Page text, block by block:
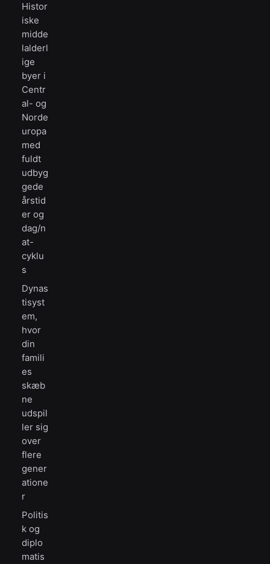
Histor
iske
midde
lalderl
ige
byer i
Centr
al- og
Norde
uropa
med
fuldt
udbyg
gede
årstid
er og
dag/n
at-
cyklu
s
Dynas
tisyst
em,
hvor
din
famili
es
skæb
ne
udspil
ler sig
over
flere
gener
atione
r
Politis
k og
diplo
matis